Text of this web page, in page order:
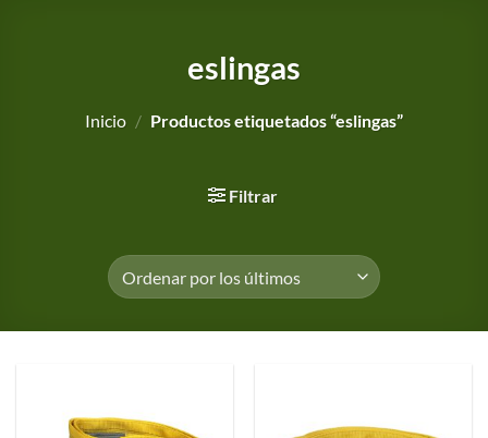
eslingas
Inicio / Productos etiquetados “eslingas”
Filtrar